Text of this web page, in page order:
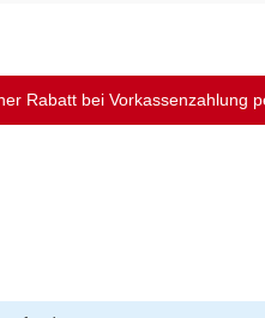
Rabatt bei Vorkassenzahlung